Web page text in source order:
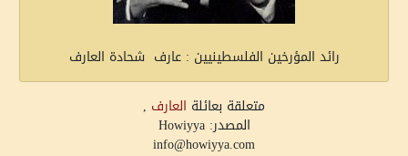
رائد المؤرخين الفلسطينيين : عارف شحادة العارف
متعلقة بعائلة العارف ,
المصدر: Howiyya
info@howiyya.com